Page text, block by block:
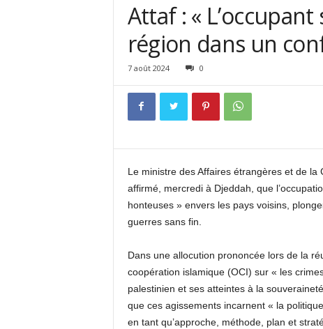
Attaf : «
région dans un
7 août 2024 0
Le ministre des Affaires étrangères et de la
affirmé, mercredi à Djeddah, que
honteuses » envers les pays voisins,
guerres sans fin.
Dans une allocution prononcée lors de la
coopération islamique (OCI) sur « les
palestinien et ses atteintes à la
que ces agissements incarnent « la
en tant qu’approche, méthode, plan et